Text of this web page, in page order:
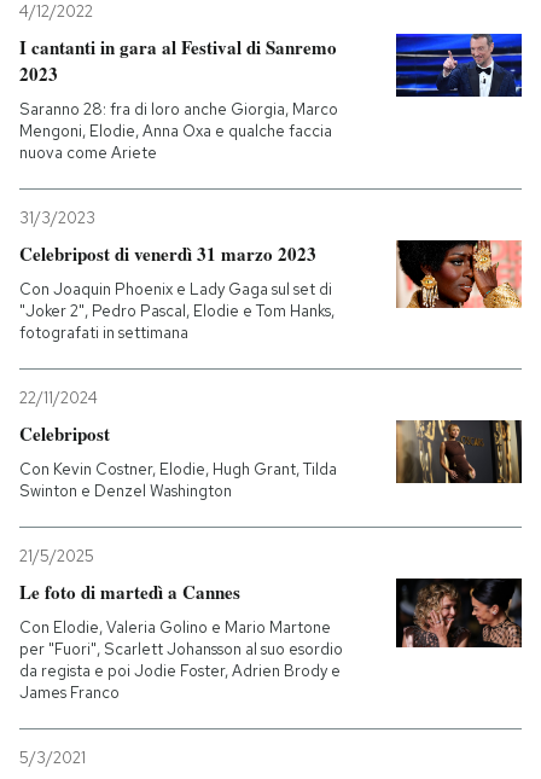
CALENDARIO
AREA PERSONALE
Entra
4/12/2022
I cantanti in gara al Festival di Sanremo
2023
Saranno 28: fra di loro anche Giorgia, Marco
Mengoni, Elodie, Anna Oxa e qualche faccia
nuova come Ariete
31/3/2023
Celebripost di venerdì 31 marzo 2023
Con Joaquin Phoenix e Lady Gaga sul set di
"Joker 2", Pedro Pascal, Elodie e Tom Hanks,
fotografati in settimana
22/11/2024
Celebripost
Con Kevin Costner, Elodie, Hugh Grant, Tilda
Swinton e Denzel Washington
21/5/2025
Le foto di martedì a Cannes
Con Elodie, Valeria Golino e Mario Martone
per "Fuori", Scarlett Johansson al suo esordio
da regista e poi Jodie Foster, Adrien Brody e
James Franco
5/3/2021